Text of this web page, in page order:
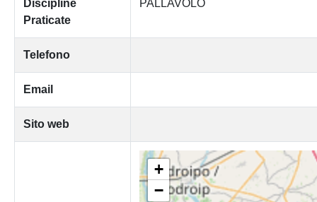
Discipline
Praticate
PALLAVOLO
Telefono
Email
Sito web
+
−